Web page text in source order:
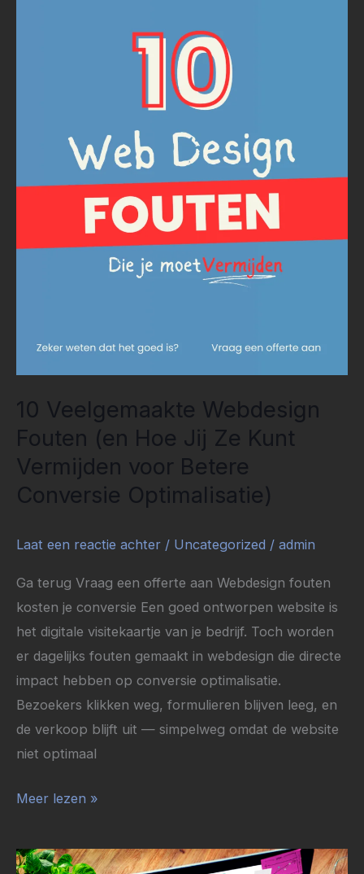
10 Veelgemaakte Webdesign
Fouten (en Hoe Jij Ze Kunt
Vermijden voor Betere
Conversie Optimalisatie)
Laat een reactie achter / Uncategorized / admin
Ga terug Vraag een offerte aan Webdesign fouten
kosten je conversie Een goed ontworpen website is
het digitale visitekaartje van je bedrijf. Toch worden
er dagelijks fouten gemaakt in webdesign die directe
impact hebben op conversie optimalisatie.
Bezoekers klikken weg, formulieren blijven leeg, en
de verkoop blijft uit — simpelweg omdat de website
niet optimaal
Vermijden
Meer lezen »
Waarom